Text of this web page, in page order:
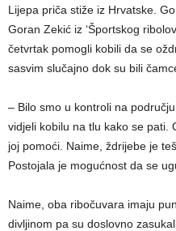
Lijepa priča stiže iz Hrvatske.
Goran Zekić iz ‘Športskog
četvrtak pomogli kobili da se
sasvim slučajno dok su bili
– Bilo smo u kontroli na
vidjeli kobilu na tlu kako se pati.
joj pomoći. Naime, ždrijebe je
Postojala je mogućnost da se
Naime, oba ribočuvara imaju
divljinom pa su doslovno